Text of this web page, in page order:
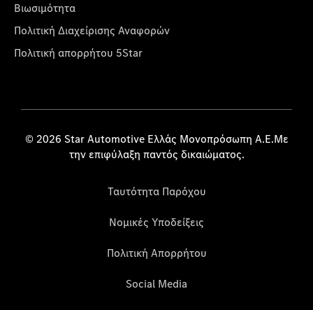
Βιωσιμότητα
Πολιτική Διαχείρισης Αναφορών
Πολιτική απορρήτου 5Star
© 2026 Star Automotive Ελλάς Μονοπρόσωπη Α.Ε.Με
την επιφύλαξη παντός δικαιώματος.
Ταυτότητα Παρόχου
Νομικές Υποδείξεις
Πολιτική Απορρήτου
Social Media